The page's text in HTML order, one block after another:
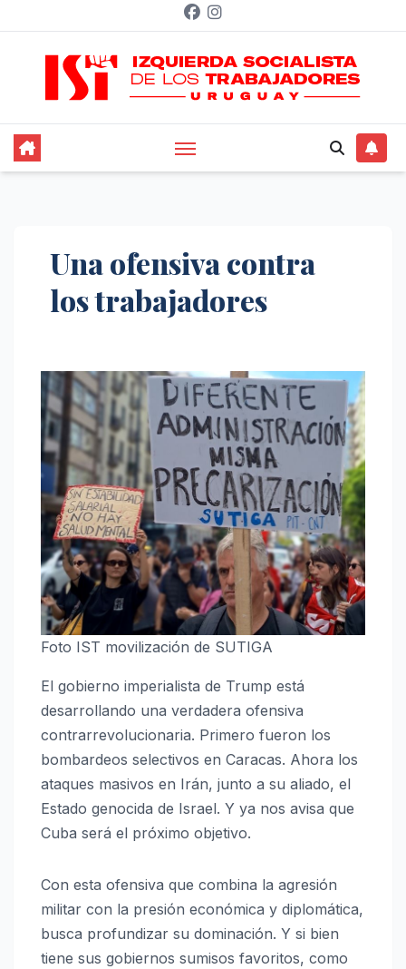
contenido
Una ofensiva contra
los trabajadores
Foto IST movilización de SUTIGA
El gobierno imperialista de Trump está
desarrollando una verdadera ofensiva
contrarrevolucionaria. Primero fueron los
bombardeos selectivos en Caracas. Ahora los
ataques masivos en Irán, junto a su aliado, el
Estado genocida de Israel. Y ya nos avisa que
Cuba será el próximo objetivo.
Con esta ofensiva que combina la agresión
militar con la presión económica y diplomática,
busca profundizar su dominación. Y si bien
tiene sus gobiernos sumisos favoritos, como